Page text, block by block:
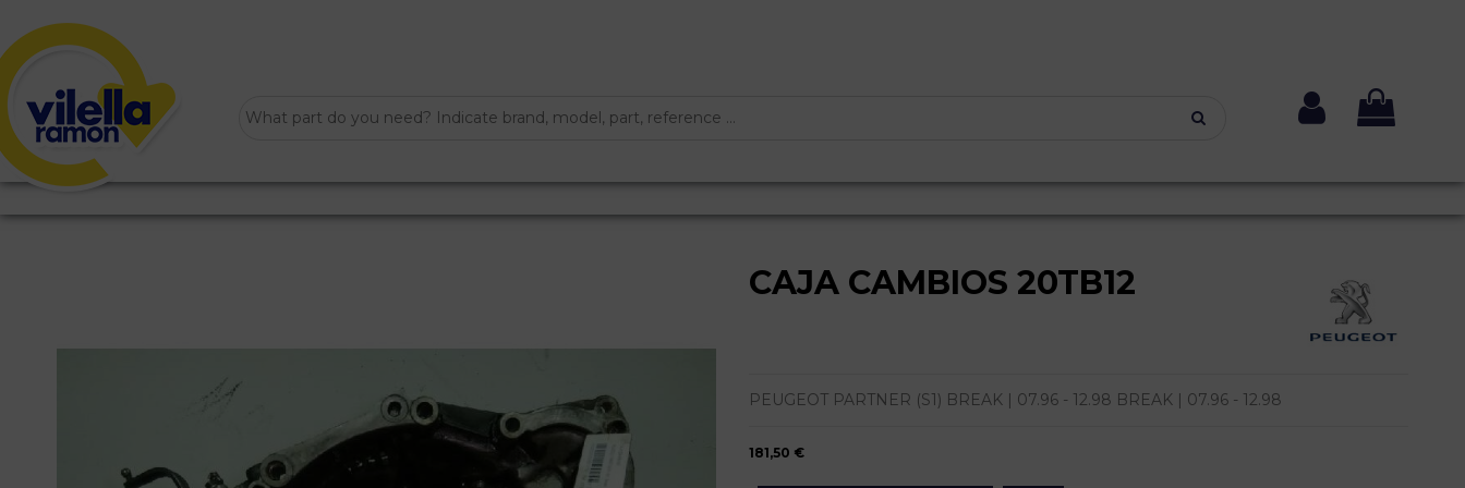
CAJA CAMBIOS 20TB12
PEUGEOT PARTNER (S1) BREAK | 07.96 - 12.98 BREAK | 07.96 - 12.98
181,50 €